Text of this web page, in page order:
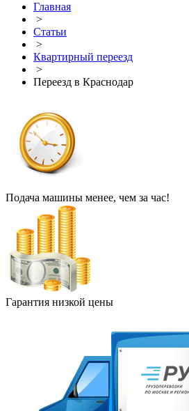
Главная
>
Статьи
>
Квартирный переезд
>
Переезд в Краснодар
Подача машины менее, чем за час!
Гарантия низкой цены